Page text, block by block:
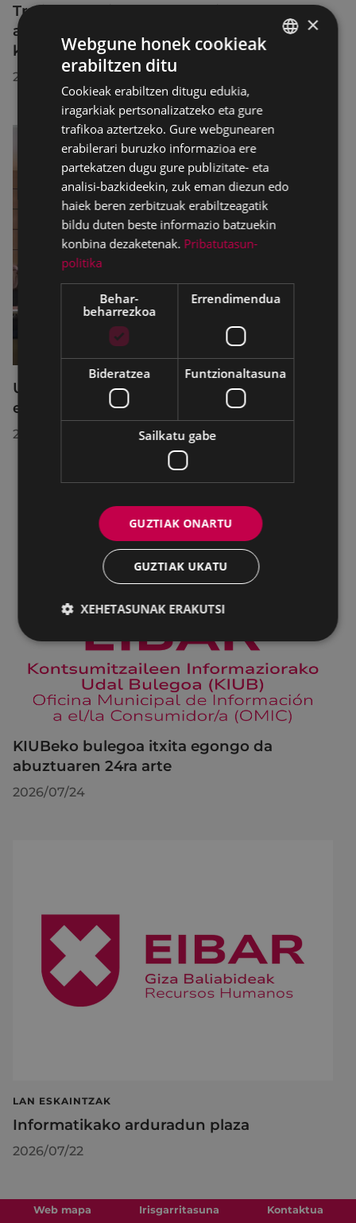
Trafiko-murrizketak Egogain kalean
abuztuaren 10etik abuztuaren 23ra,
konponketa-lanak direla-eta
2026/07/30
Udalbatzak 2026ko uztailaren 27an
egindako bilkuran hartutako erabakiak
2026/07/28
KIUBeko bulegoa itxita egongo da
abuztuaren 24ra arte
2026/07/24
LAN ESKAINTZAK
Informatikako arduradun plaza
2026/07/22
Web mapa Irisgarritasuna Kontaktua
×
Webgune honek cookieak
erabiltzen ditu
Cookieak erabiltzen ditugu edukia,
iragarkiak pertsonalizatzeko eta gure
trafikoa aztertzeko. Gure webgunearen
erabilerari buruzko informazioa ere
partekatzen dugu gure publizitate- eta
analisi-bazkideekin, zuk eman diezun edo
haiek beren zerbitzuak erabiltzeagatik
bildu duten beste informazio batzuekin
konbina dezaketenak. Pribatutasun-
politika
Behar-
beharrezkoa
Errendimendua
Bideratzea Funtzionaltasuna
Sailkatu gabe
GUZTIAK ONARTU
GUZTIAK UKATU
XEHETASUNAK ERAKUTSI